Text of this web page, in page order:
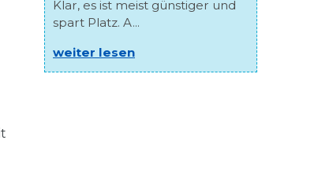
Klar, es ist meist günstiger und
spart Platz. A...
weiter lesen